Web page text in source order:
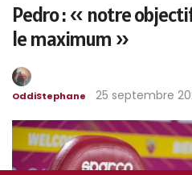
Pedro : « notre
le maximum »
OddiStephane 25 septembre